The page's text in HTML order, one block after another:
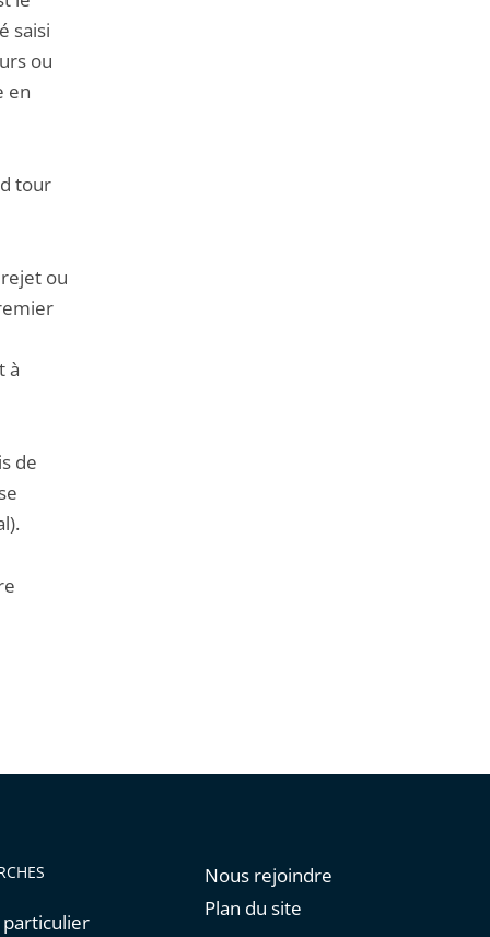
saisi
ou
en
tour
ou
à
de
particulier
Nous rejoindre
Plan du site